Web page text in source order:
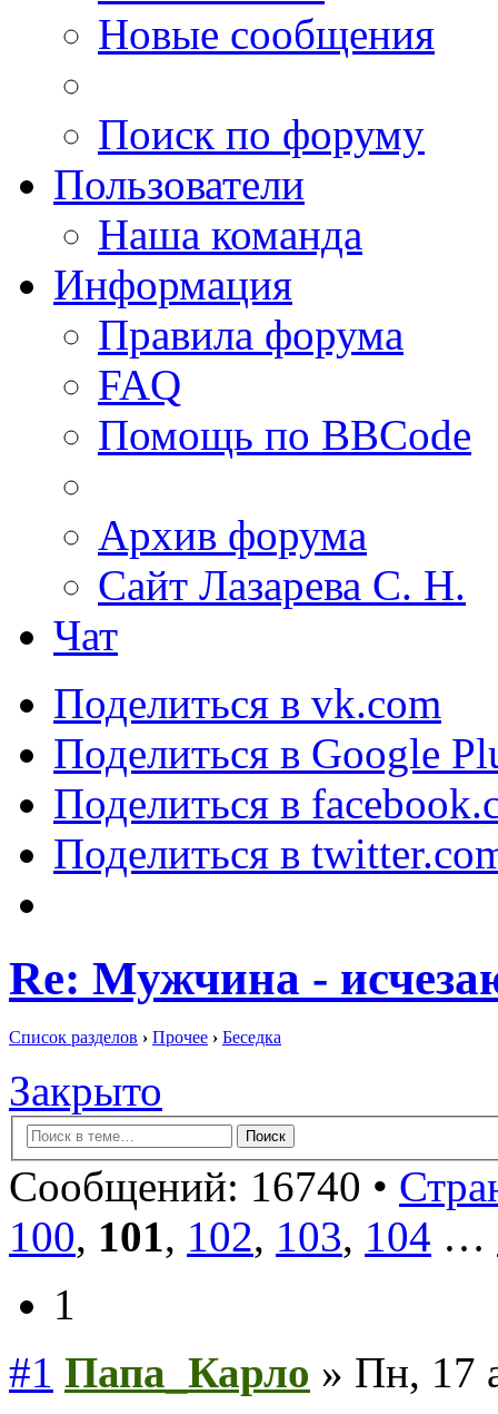
Новые сообщения
Поиск по форуму
Пользователи
Наша команда
Информация
Правила форума
FAQ
Помощь по BBCode
Архив форума
Сайт Лазарева С. Н.
Чат
Поделиться в vk.com
Поделиться в Google
Поделиться в
Поделиться в
Re: Мужчина -
Список разделов › Прочее › Беседка
Закрыто
Сообщений: 16740 •
100, 101, 102, 103, 104 …
1
#1 Папа_Карло » Пн, 17